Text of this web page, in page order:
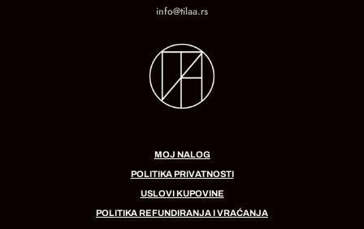
info@tilaa.rs
MOJ NALOG
POLITIKA PRIVATNOSTI
USLOVI KUPOVINE
POLITIKA REFUNDIRANJA I VRAĆANJA